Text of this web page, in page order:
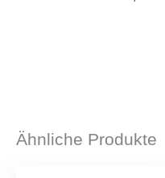
Ähnliche Produkte